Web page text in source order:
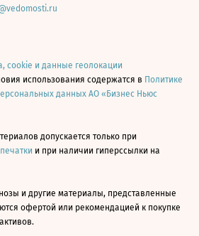
cookie и данные геолокации
использования содержатся в Политике
данных АО «Бизнес Ньюс
допускается только при
и при наличии гиперссылки на
и другие материалы, представленные
офертой или рекомендацией к покупке